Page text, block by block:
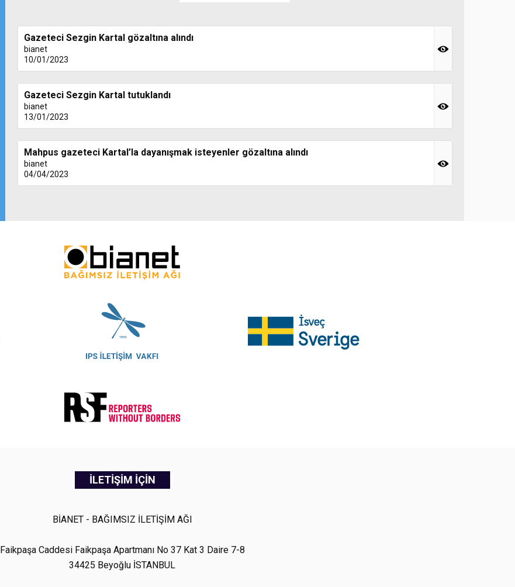
Gazeteci Sezgin Kartal gözaltına alındı
bianet
10/01/2023
Gazeteci Sezgin Kartal tutuklandı
bianet
13/01/2023
Mahpus gazeteci Kartal’la dayanışmak isteyenler gözaltına alındı
bianet
04/04/2023
İLETİŞİM İÇİN
BİANET - BAĞIMSIZ İLETİŞİM AĞI
Faikpaşa Caddesi Faikpaşa Apartmanı No 37 Kat 3 Daire 7-8
34425 Beyoğlu İSTANBUL